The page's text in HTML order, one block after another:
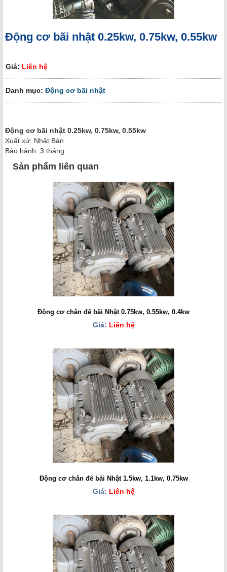
Động cơ bãi nhật 0.25kw, 0.75kw, 0.55kw
Giá: Liên hệ
Danh mục: Động cơ bãi nhật
Động cơ bãi nhật 0.25kw, 0.75kw, 0.55kw
Xuất xứ: Nhật Bản
Bảo hành: 3 tháng
Sản phẩm liên quan
Động cơ chân đế bãi Nhật 0.75kw, 0.55kw, 0.4kw
Giá: Liên hệ
Động cơ chân đế bãi Nhật 1.5kw, 1.1kw, 0.75kw
Giá: Liên hệ